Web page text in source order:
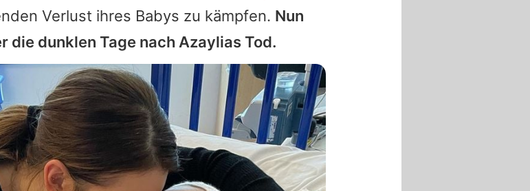
Verlust ihres Babys zu kämpfen. Nun
die dunklen Tage nach Azaylias Tod.